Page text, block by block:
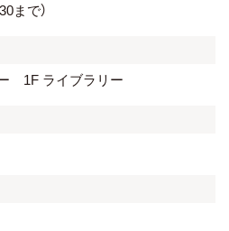
まで）
1F ライブラリー